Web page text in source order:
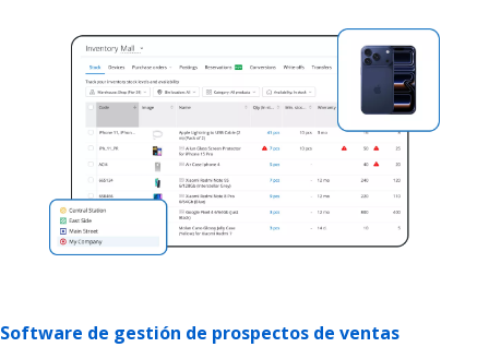
Software de gestión de prospectos de ventas